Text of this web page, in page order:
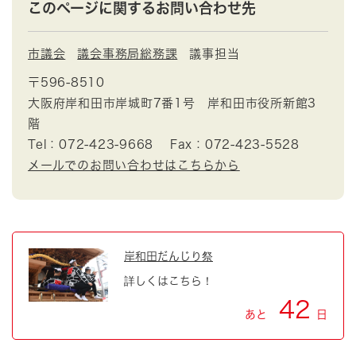
このページに関するお問い合わせ先
市議会 議会事務局総務課 議事担当
〒596-8510
大阪府岸和田市岸城町7番1号 岸和田市役所新館3
階
Tel：072-423-9668
Fax：072-423-5528
メールでのお問い合わせはこちらから
岸和田だんじり祭
詳しくはこちら！
あと 42 日